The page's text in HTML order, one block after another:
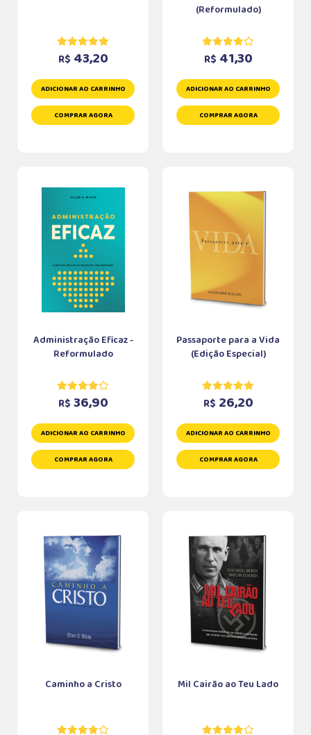
R$ 43,20
ADICIONAR AO CARRINHO
COMPRAR AGORA
(Reformulado)
R$ 41,30
ADICIONAR AO CARRINHO
COMPRAR AGORA
Administração Eficaz -
Reformulado
R$ 36,90
ADICIONAR AO CARRINHO
COMPRAR AGORA
Passaporte para a Vida
(Edição Especial)
R$ 26,20
ADICIONAR AO CARRINHO
COMPRAR AGORA
Caminho a Cristo Mil Cairão ao Teu Lado